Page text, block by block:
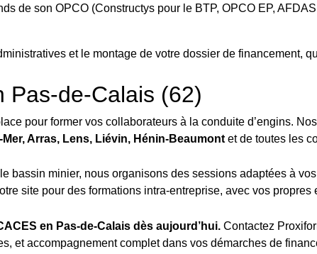
de son OPCO (Constructys pour le BTP, OPCO EP,
et le montage de votre dossier de financement,
Pas-de-Calais (62)
pour former vos collaborateurs à la conduite d’engins.
Arras, Lens, Liévin, Hénin-Beaumont et de toutes les
bassin minier, nous organisons des sessions adaptées à
site pour des formations intra-entreprise, avec vos
en Pas-de-Calais dès aujourd’hui. Contactez
et accompagnement complet dans vos démarches de